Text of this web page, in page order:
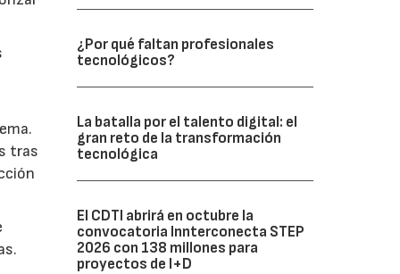
tras
¿Por qué faltan profesionales
tecnológicos?
La batalla por el talento digital: el
gran reto de la transformación
tecnológica
El CDTI abrirá en octubre la
convocatoria Innterconecta STEP
2026 con 138 millones para
proyectos de I+D